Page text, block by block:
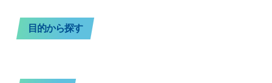
目的から探す